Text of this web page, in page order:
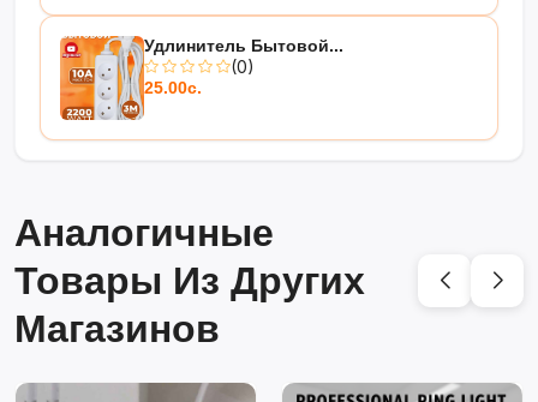
Удлинитель Бытовой...
(0)
25.00с.
Аналогичные
Товары Из Других
Магазинов